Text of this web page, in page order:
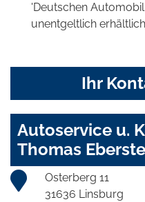
'Deutschen
unentgeltlich
Ihr
Autoservice u.
Thomas
Osterberg 11
31636 Linsburg